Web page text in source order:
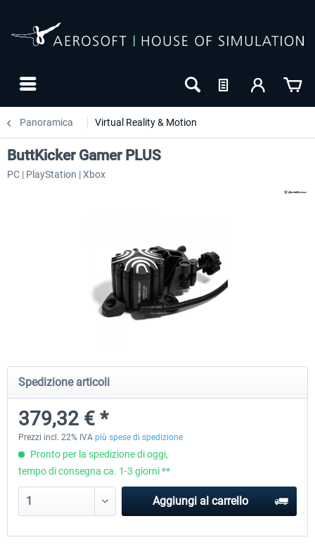
Panoramica Virtual Reality & Motion
Natural Point - TrackIR 5 Standard Set
205,03 € *
Natural Point - TrackIR 5
ButtKicker Gamer PLUS
PC | PlayStation | Xbox
Spedizione articoli
379,32 € *
Prezzi incl. 22% IVA più spese di spedizione
Pronto per la spedizione di oggi,
tempo di consegna ca. 1-3 giorni **
Aggiungi al carrello